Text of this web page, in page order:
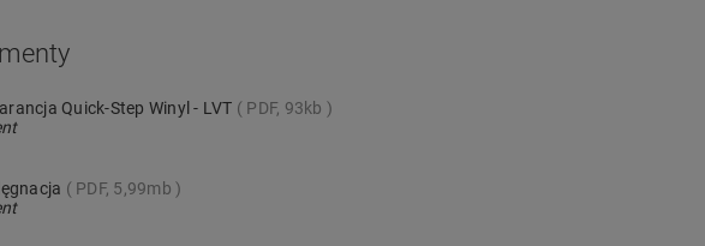
Quick-Step Winyl - LVT PDF, 93kb
PDF, 5,99mb